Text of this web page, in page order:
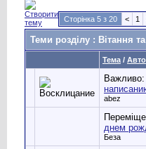
Сторінка 5 з 20 < 1
Теми розділу : Вітання
Тема /
Важливо:
abez
днем
Беза